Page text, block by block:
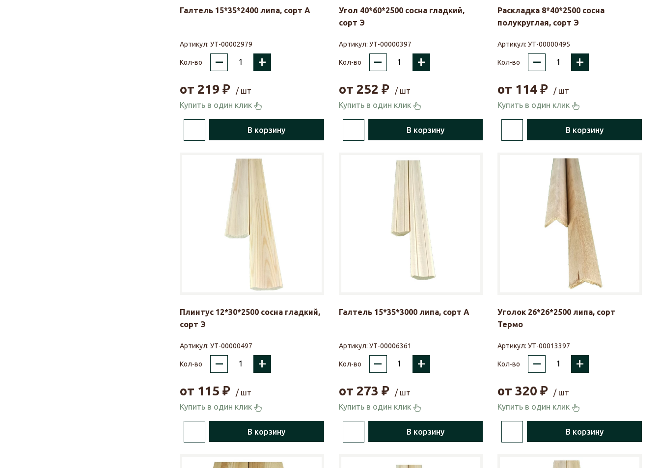
Галтель 15*35*2400 липа, сорт А
Артикул: УТ-00002979
Кол-во – +
от 219 ₽
/ шт
Купить в один клик
В корзину
Угол 40*60*2500 сосна гладкий,
сорт Э
Артикул: УТ-00000397
Кол-во – +
от 252 ₽
/ шт
Купить в один клик
В корзину
Раскладка 8*40*2500 сосна
полукруглая, сорт Э
Артикул:УТ-00000495
Кол-во – +
от 114 ₽
/ шт
Купить в один клик
В корзину
Плинтус 12*30*2500 сосна гладкий,
сорт Э
Артикул: УТ-00000497
Кол-во – +
от 115 ₽
/ шт
Купить в один клик
В корзину
Галтель 15*35*3000 липа, сорт А
Артикул: УТ-00006361
Кол-во – +
от 273 ₽
/ шт
Купить в один клик
В корзину
Уголок 26*26*2500 липа, сорт
Термо
Артикул:УТ-00013397
Кол-во – +
от320 ₽
/ шт
Купить в один клик
В корзину